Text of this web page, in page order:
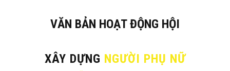
VĂN BẢN HOẠT ĐỘNG HỘI
XÂY DỰNG NGƯỜI PHỤ NỮ